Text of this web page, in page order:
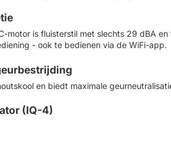
motor is fluisterstil met slechts 29 dBA
- ook te bedienen via de WiFi-app.
en biedt maximale
(IQ-4)